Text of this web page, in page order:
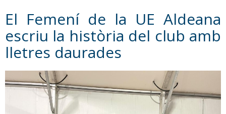
El Femení de la UE Aldeana
escriu la història del club amb
lletres daurades